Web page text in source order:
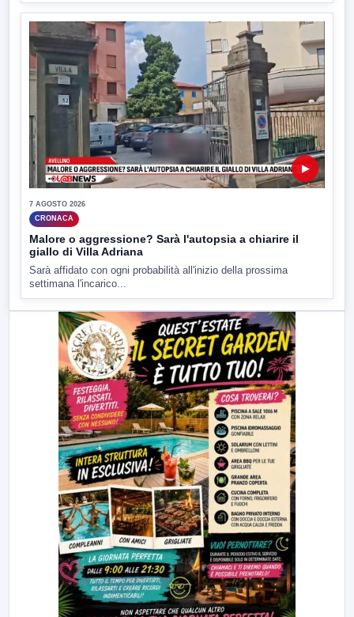
▶
7 AGOSTO 2026
CRONACA
Malore o aggressione? Sarà l'autopsia a chiarire il
giallo di Villa Adriana
Sarà affidato con ogni probabilità all'inizio della prossima
settimana l'incarico...